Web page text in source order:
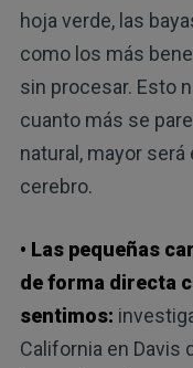
hoja verde, las
como los más
sin procesar. Esto
cuanto más se
natural, mayor
cerebro.
• Las pequeñas
de forma directa
sentimos:
California en Davis